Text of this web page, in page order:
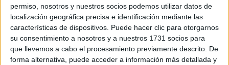
permiso, nosotros y nuestros socios podemos utilizar datos de
localización geográfica precisa e identificación mediante las
características de dispositivos. Puede hacer clic para otorgarnos
su consentimiento a nosotros y a nuestros 1731 socios para
que llevemos a cabo el procesamiento previamente descrito. De
forma alternativa, puede acceder a información más detallada y
Así se recoge en la memoria anual hecha pública por la
institución en su condición de Mecanismo Nacional de
Prevención de la Tortura y otros tratos o penas crueles,
inhumanos o degradantes (MNP).